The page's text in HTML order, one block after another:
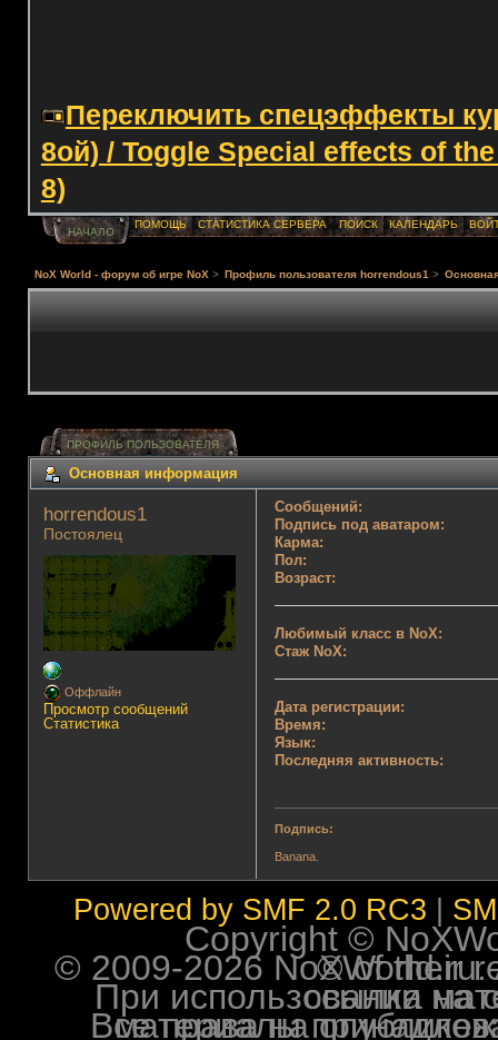
Переключить спецэффекты
8ой) / Toggle Special effects of
8)
НАЧАЛО
ПОМОЩЬ СТАТИСТИКА СЕРВЕРА ПОИСК КАЛЕНДАРЬ
NoX World - форум об игре NoX > Профиль пользователя horrendous1 >
ПРОФИЛЬ ПОЛЬЗОВАТЕЛЯ
Основная информация
horrendous1
Постоялец
Оффлайн
Просмотр сообщений
Статистика
Сообщений:
Подпись под аватаром:
Карма:
Пол:
Возраст:
Любимый класс в NoX:
Стаж NoX:
Дата регистрации:
Время:
Язык:
Последняя активность:
Подпись:
Banana.
Powered by SMF 2.0 RC3
Copyright ©
© 2009-2026 NoXWorld.ru. All
При использовании
Все права на опубликованные на форуме